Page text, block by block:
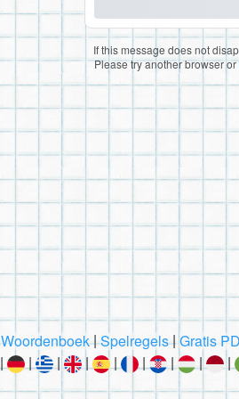
If this message does not
Please try another browser or
Woordenboek|Spelregels|Gratis
| | | | | | | | |